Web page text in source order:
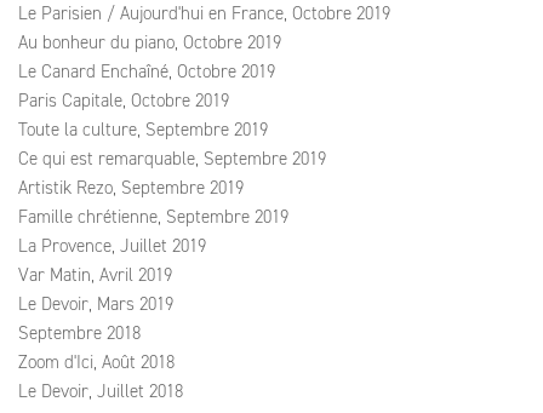
Le Parisien / Aujourd'hui en France, Octobre 2019
Au bonheur du piano, Octobre 2019
Le Canard Enchaîné, Octobre 2019
Paris Capitale, Octobre 2019
Toute la culture, Septembre 2019
Ce qui est remarquable, Septembre 2019
Artistik Rezo, Septembre 2019
Famille chrétienne, Septembre 2019
La Provence, Juillet 2019
Var Matin, Avril 2019
Le Devoir, Mars 2019
Septembre 2018
Zoom d'Ici, Août 2018
Le Devoir, Juillet 2018